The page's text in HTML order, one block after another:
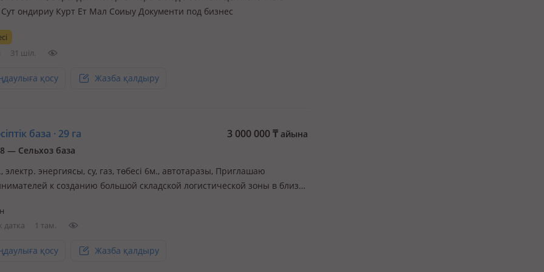
ондириу Курт Ет Мал Соиыу Документи под бизнес
31 шіл.
қосу Жазба қалдыру
база · 29 га 3 000 000₸ айына
— Сельхоз база
электр. энергиясы, су, газ, төбесі 6м., автотаразы, Приглашаю
к созданию большой складской логистической зоны в близи
датка, в 3 км от международной трассы Западный Китай
датка
1 там.
қосу Жазба қалдыру